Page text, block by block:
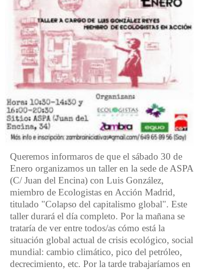
Queremos informaros de que el sábado 30 de
Enero organizamos un taller en la sede de ASPA
(C/ Juan del Encina) con Luis González,
miembro de Ecologistas en Acción Madrid,
titulado "Colapso del capitalismo global". Este
taller durará el día completo. Por la mañana se
trataría de ver entre todos/as cómo está la
situación global actual de crisis ecológico, social
mundial: cambio climático, pico del petróleo,
decrecimiento, etc. Por la tarde trabajaríamos en